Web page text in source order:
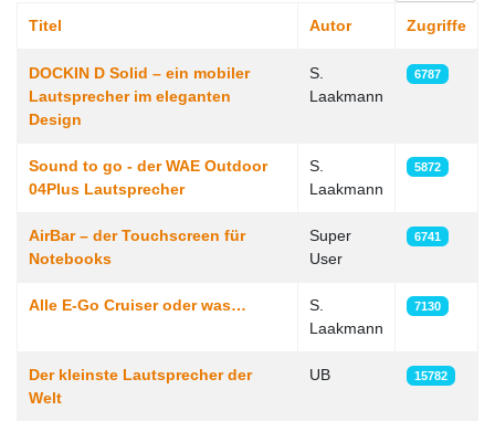
Titel Autor Zugriffe
DOCKIN D Solid – ein mobiler
Lautsprecher im eleganten
Design
S.
Laakmann
6787
Sound to go - der WAE Outdoor
04Plus Lautsprecher
S.
Laakmann
5872
AirBar – der Touchscreen für
Notebooks
Super
User
6741
Alle E-Go Cruiser oder was…
S.
Laakmann
7130
Der kleinste Lautsprecher der
Welt
UB 15782